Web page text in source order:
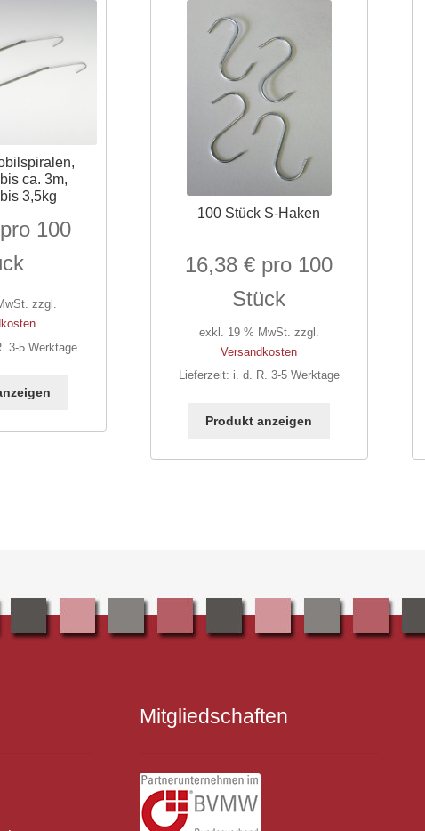
ca. 3m,
3,5kg
zzgl.
3-5 Werktage
100 Stück S-Haken
16,38€
exkl. 19 % MwSt. zzgl.
Versandkosten
Lieferzeit: i. d. R. 3-5 Werktage
Produkt anzeigen
Mitgliedschaften